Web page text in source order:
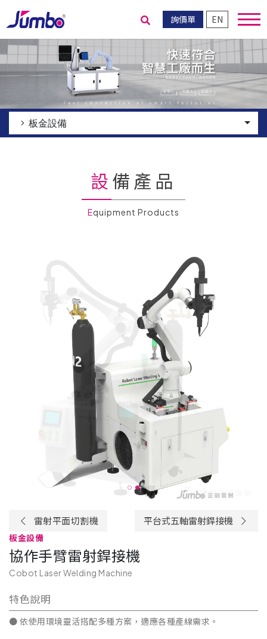
詢價單 EN
送出搜尋
板金設備
設備產品
Equipment Products
雷射平面切割機 平台式五軸雷射銲接機
板金設備
協作手臂雷射銲接機
Cobot Laser Welding Machine
特色說明
● 依使用環境靈活搭配多種方案，適應各種產線需求。